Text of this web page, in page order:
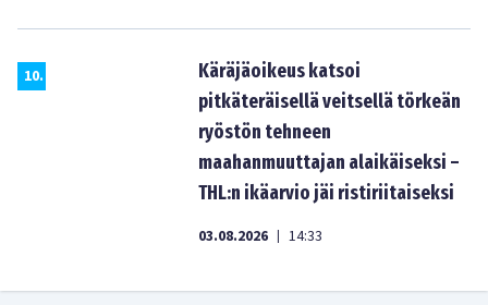
10.
Käräjäoikeus katsoi
pitkäteräisellä veitsellä törkeän
ryöstön tehneen
maahanmuuttajan alaikäiseksi –
THL:n ikäarvio jäi ristiriitaiseksi
03.08.2026 | 14:33